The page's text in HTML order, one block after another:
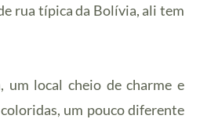
rua típica da Bolívia, ali tem
um local cheio de charme e
um pouco diferente